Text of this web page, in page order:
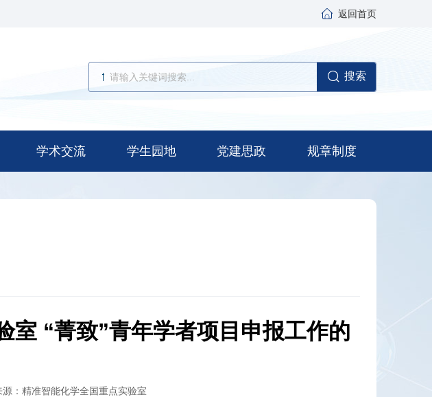
返回首页
搜索
学术交流 学生园地 党建思政 规章制度
室 “菁致”青年学者项目申报工作的
源：精准智能化学全国重点实验室